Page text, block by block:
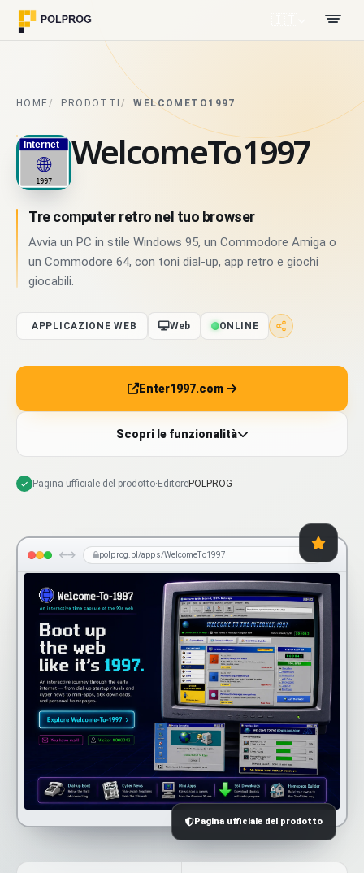
HOME PRODOTTI WELCOMETO1997
WelcomeTo1997
Tre computer retro nel tuo browser
Avvia un PC in stile Windows 95, un Commodore Amiga o
un Commodore 64, con toni dial-up, app retro e giochi
giocabili.
APPLICAZIONE WEB Web ONLINE
Enter1997.com
Scopri le funzionalità
Pagina ufficiale del prodotto· EditorePOLPROG
polprog.pl/apps/WelcomeTo1997
Pagina ufficiale del prodotto